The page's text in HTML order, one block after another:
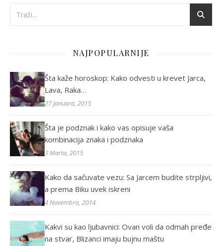
NAJPOPULARNIJE
Šta kaže horoskop: Kako odvesti u krevet Jarca,
Lava, Raka…
27 Januara, 2015
Šta je podznak i kako vas opisuje vaša
kombinacija znaka i podznaka
3 Marta, 2015
Kako da sačuvate vezu: Sa Jarcem budite strpljivi,
a prema Biku uvek iskreni
4 Novembra, 2014
Kakvi su kao ljubavnici: Ovan voli da odmah pređe
na stvar, Blizanci imaju bujnu maštu